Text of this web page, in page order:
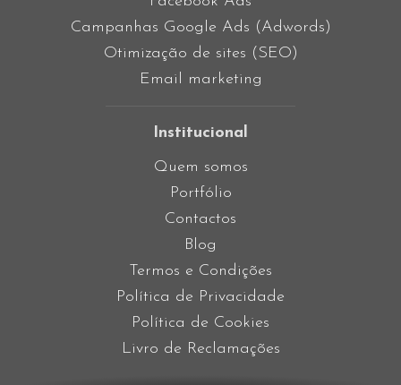
Campanhas Google Ads (Adwords)
Otimização de sites (SEO)
Email marketing
Institucional
Quem somos
Portfólio
Contactos
Blog
Termos e Condições
Política de Privacidade
Política de Cookies
Livro de Reclamações